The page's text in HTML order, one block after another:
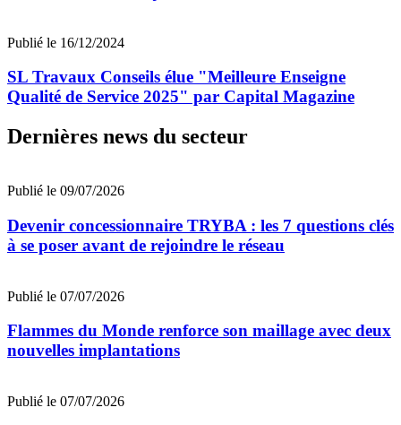
Publié le 16/12/2024
SL Travaux Conseils élue "Meilleure Enseigne
Qualité de Service 2025" par Capital Magazine
Dernières news du secteur
Publié le 09/07/2026
Devenir concessionnaire TRYBA : les 7 questions clés
à se poser avant de rejoindre le réseau
Publié le 07/07/2026
Flammes du Monde renforce son maillage avec deux
nouvelles implantations
Publié le 07/07/2026